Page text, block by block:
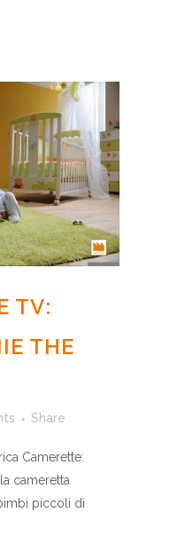
TV:
THE
Share
Camerette:
cameretta
piccoli di